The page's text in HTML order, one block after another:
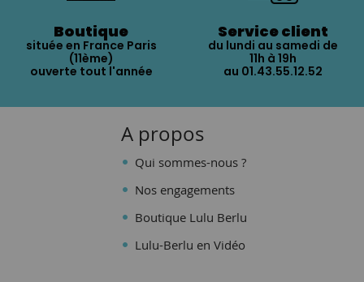
Boutique
située en France Paris
(11ème)
ouverte tout l'année
Service client
du lundi au samedi de
11h à 19h
au 01.43.55.12.52
A propos
Qui sommes-nous ?
Nos engagements
Boutique Lulu Berlu
Lulu-Berlu en Vidéo